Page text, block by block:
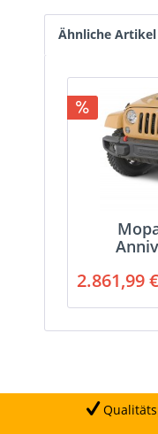
Ähnliche Artikel
2.861,99